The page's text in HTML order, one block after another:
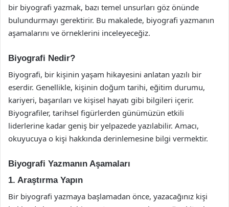
bir biyografi yazmak, bazı temel unsurları göz önünde
bulundurmayı gerektirir. Bu makalede, biyografi yazmanın
aşamalarını ve örneklerini inceleyeceğiz.
Biyografi Nedir?
Biyografi, bir kişinin yaşam hikayesini anlatan yazılı bir
eserdir. Genellikle, kişinin doğum tarihi, eğitim durumu,
kariyeri, başarıları ve kişisel hayatı gibi bilgileri içerir.
Biyografiler, tarihsel figürlerden günümüzün etkili
liderlerine kadar geniş bir yelpazede yazılabilir. Amacı,
okuyucuya o kişi hakkında derinlemesine bilgi vermektir.
Biyografi Yazmanın Aşamaları
1. Araştırma Yapın
Bir biyografi yazmaya başlamadan önce, yazacağınız kişi